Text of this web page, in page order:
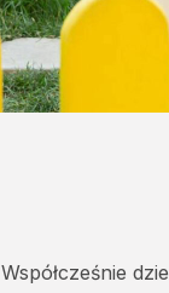
Współcześnie